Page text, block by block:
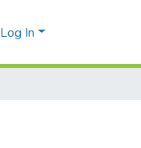
Log In